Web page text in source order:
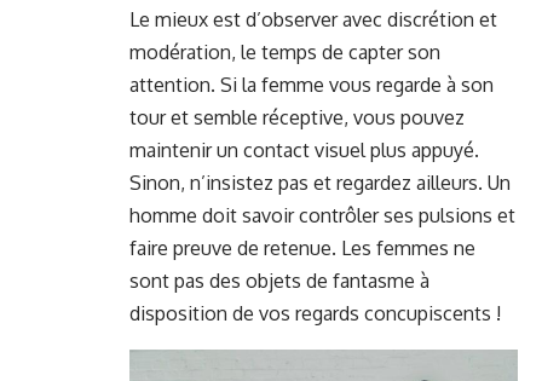
Le mieux est d’observer avec discrétion et
modération, le temps de capter son
attention. Si la femme vous regarde à son
tour et semble réceptive, vous pouvez
maintenir un contact visuel plus appuyé.
Sinon, n’insistez pas et regardez ailleurs. Un
homme doit savoir contrôler ses pulsions et
faire preuve de retenue. Les femmes ne
sont pas des objets de fantasme à
disposition de vos regards concupiscents !